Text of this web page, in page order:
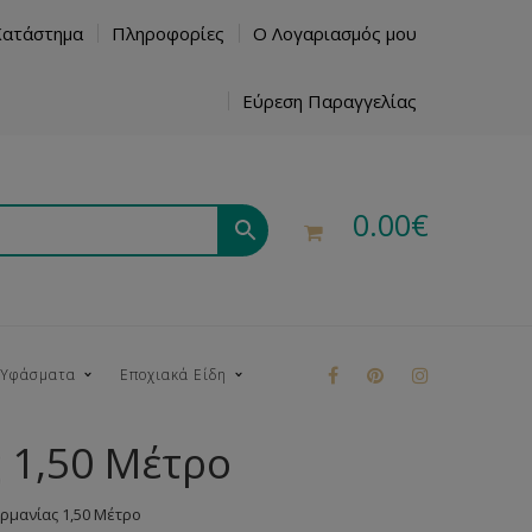
Πληροφορίες Ο Λογαριασμός μου
Εύρεση Παραγγελίας
0.00€
Εποχιακά Είδη
Μέτρο
1,50 Μέτρο